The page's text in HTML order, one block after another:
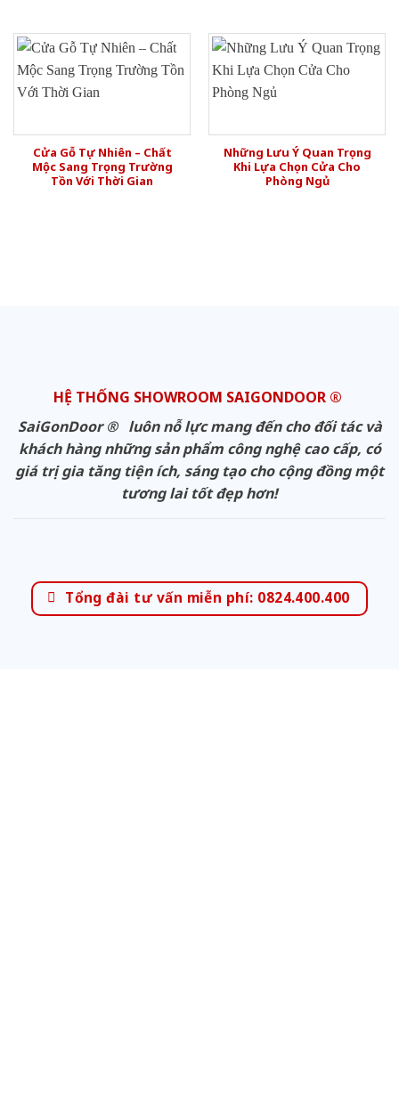
Cửa Gỗ Tự Nhiên – Chất
Mộc Sang Trọng Trường
Tồn Với Thời Gian
Những Lưu Ý Quan Trọng
Khi Lựa Chọn Cửa Cho
Phòng Ngủ
HỆ THỐNG SHOWROOM SAIGONDOOR ®
SaiGonDoor ® luôn nỗ lực mang đến cho đối tác và
khách hàng những sản phẩm công nghệ cao cấp, có
giá trị gia tăng tiện ích, sáng tạo cho cộng đồng một
tương lai tốt đẹp hơn!
Tổng đài tư vấn miễn phí: 0824.400.400